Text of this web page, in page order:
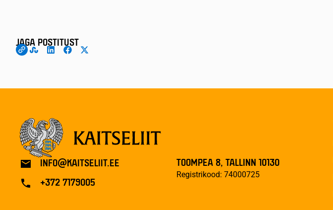
JAGA POSTITUST
INFO@KAITSELIIT.EE
+372 7179005
TOOMPEA 8, TALLINN 10130
Registrikood: 74000725